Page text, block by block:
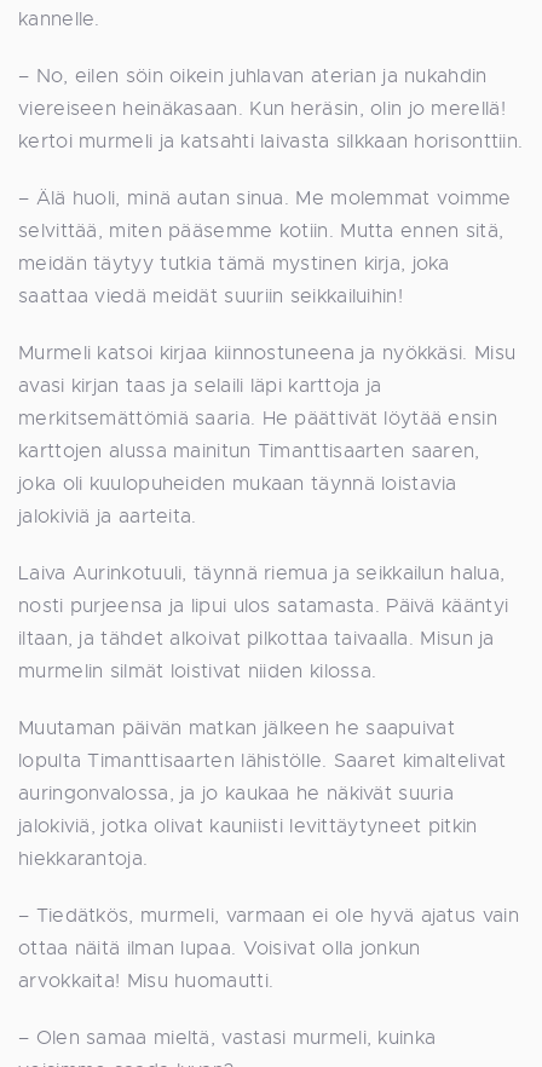
kannelle.
– No, eilen söin oikein juhlavan aterian ja nukahdin
viereiseen heinäkasaan. Kun heräsin, olin jo merellä!
kertoi murmeli ja katsahti laivasta silkkaan horisonttiin.
– Älä huoli, minä autan sinua. Me molemmat voimme
selvittää, miten pääsemme kotiin. Mutta ennen sitä,
meidän täytyy tutkia tämä mystinen kirja, joka
saattaa viedä meidät suuriin seikkailuihin!
Murmeli katsoi kirjaa kiinnostuneena ja nyökkäsi. Misu
avasi kirjan taas ja selaili läpi karttoja ja
merkitsemättömiä saaria. He päättivät löytää ensin
karttojen alussa mainitun Timanttisaarten saaren,
joka oli kuulopuheiden mukaan täynnä loistavia
jalokiviä ja aarteita.
Laiva Aurinkotuuli, täynnä riemua ja seikkailun halua,
nosti purjeensa ja lipui ulos satamasta. Päivä kääntyi
iltaan, ja tähdet alkoivat pilkottaa taivaalla. Misun ja
murmelin silmät loistivat niiden kilossa.
Muutaman päivän matkan jälkeen he saapuivat
lopulta Timanttisaarten lähistölle. Saaret kimaltelivat
auringonvalossa, ja jo kaukaa he näkivät suuria
jalokiviä, jotka olivat kauniisti levittäytyneet pitkin
hiekkarantoja.
– Tiedätkös, murmeli, varmaan ei ole hyvä ajatus vain
ottaa näitä ilman lupaa. Voisivat olla jonkun
arvokkaita! Misu huomautti.
– Olen samaa mieltä, vastasi murmeli, kuinka